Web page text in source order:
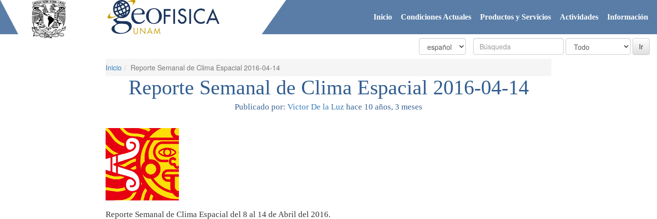
Inicio Condiciones Actuales Productos y Servicios Actividades Información
Inicio Reporte Semanal de Clima Espacial 2016-04-14
Reporte Semanal de Clima Espacial 2016-04-14
Publicado por: Victor De la Luz hace 10 años, 3 meses
Reporte Semanal de Clima Espacial del 8 al 14 de Abril del 2016.